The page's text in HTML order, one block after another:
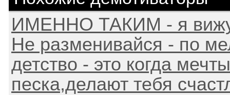
ИМЕННО ТАКИМ - я вижу
Не разменивайся - по
детство - это когда
песка,делают тебя